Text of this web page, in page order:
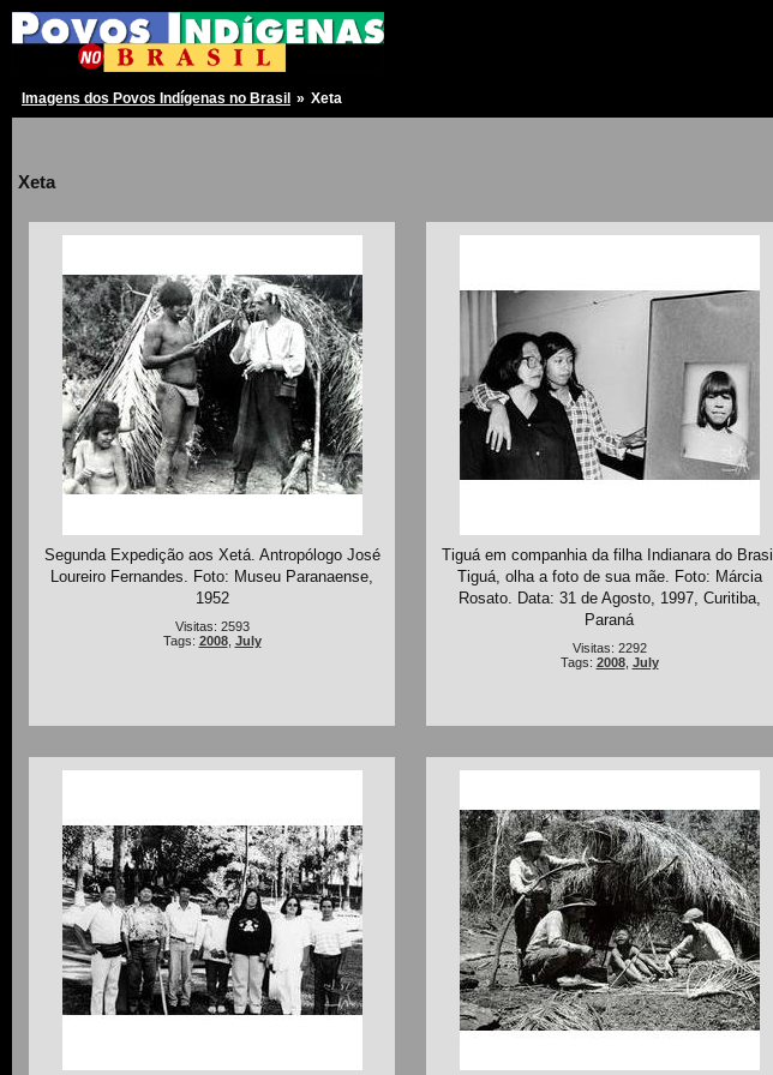
Imagens dos Povos Indígenas no Brasil » Xeta
Xeta
Segunda Expedição aos Xetá. Antropólogo José
Loureiro Fernandes. Foto: Museu Paranaense,
1952
Visitas: 2593
Tags: 2008, July
Tiguá em companhia da filha Indianara do Brasil
Tiguá, olha a foto de sua mãe. Foto: Márcia
Rosato. Data: 31 de Agosto, 1997, Curitiba,
Paraná
Visitas: 2292
Tags: 2008, July